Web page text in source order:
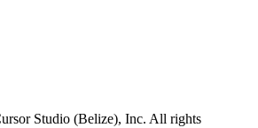
Studio (Belize), Inc. All rights